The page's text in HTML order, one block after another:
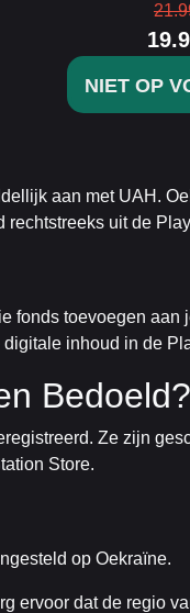
NIET OP
aan met UAH.
uit de
toevoegen
inhoud in de
Bedoeld?
Ze zijn
Store.
op Oekraïne.
ervoor dat de regio